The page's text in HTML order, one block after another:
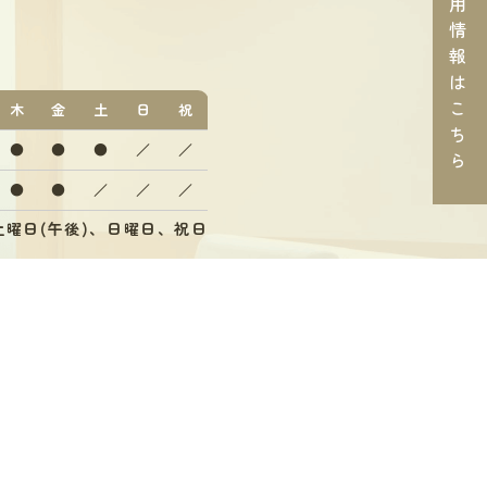
情
報
は
こ
ち
ら
木 金 土 日
祝
●
● ● ／
／
●
● ／ ／ ／
日(午後)、日曜日、祝日